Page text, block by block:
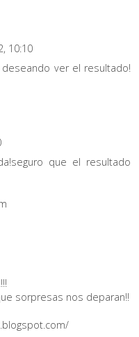
10:10
ver el resultado!
que el resultado
sorpresas nos deparan!!